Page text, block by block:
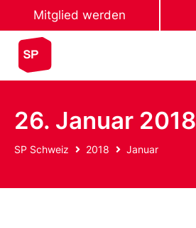
Mitglied werden
26. Januar 2018
SP Schweiz 2018 Januar